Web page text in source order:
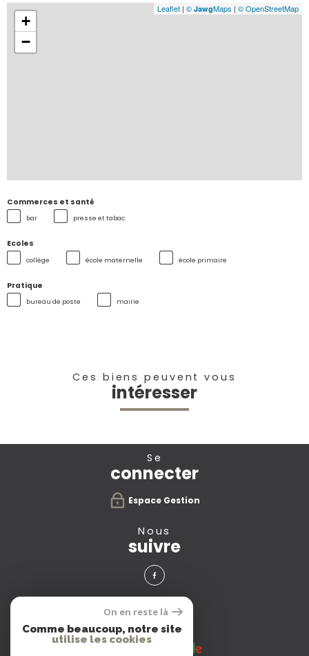
+
−
Leaflet | © JawgMaps | © OpenStreetMap
Commerces et santé
bar presse et tabac
Ecoles
collège école maternelle école primaire
Pratique
bureau de poste mairie
Ces biens peuvent vous
intéresser
se
connecter
Espace Gestion
nous
suivre
avis
clients
On en reste là
Comme beaucoup, notre site
utilise les cookies